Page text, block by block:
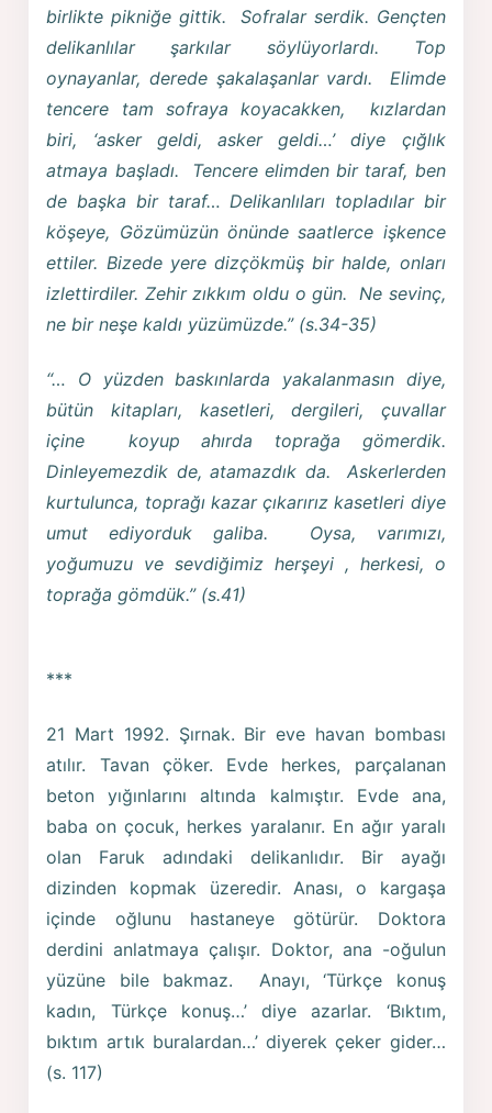
birlikte pikniğe gittik. Sofralar serdik. Gençten
delikanlılar şarkılar söylüyorlardı. Top
oynayanlar, derede şakalaşanlar vardı. Elimde
tencere tam sofraya koyacakken, kızlardan
biri, ‘asker geldi, asker geldi…’ diye çığlık
atmaya başladı. Tencere elimden bir taraf, ben
de başka bir taraf… Delikanlıları topladılar bir
köşeye, Gözümüzün önünde saatlerce işkence
ettiler. Bizede yere dizçökmüş bir halde, onları
izlettirdiler. Zehir zıkkım oldu o gün. Ne sevinç,
ne bir neşe kaldı yüzümüzde.” (s.34-35)
“… O yüzden baskınlarda yakalanmasın diye,
bütün kitapları, kasetleri, dergileri, çuvallar
içine koyup ahırda toprağa gömerdik.
Dinleyemezdik de, atamazdık da. Askerlerden
kurtulunca, toprağı kazar çıkarırız kasetleri diye
umut ediyorduk galiba. Oysa, varımızı,
yoğumuzu ve sevdiğimiz herşeyi , herkesi, o
toprağa gömdük.” (s.41)
***
21 Mart 1992. Şırnak. Bir eve havan bombası
atılır. Tavan çöker. Evde herkes, parçalanan
beton yığınlarını altında kalmıştır. Evde ana,
baba on çocuk, herkes yaralanır. En ağır yaralı
olan Faruk adındaki delikanlıdır. Bir ayağı
dizinden kopmak üzeredir. Anası, o kargaşa
içinde oğlunu hastaneye götürür. Doktora
derdini anlatmaya çalışır. Doktor, ana -oğulun
yüzüne bile bakmaz. Anayı, ‘Türkçe konuş
kadın, Türkçe konuş…’ diye azarlar. ‘Bıktım,
bıktım artık buralardan…’ diyerek çeker gider…
(s. 117)